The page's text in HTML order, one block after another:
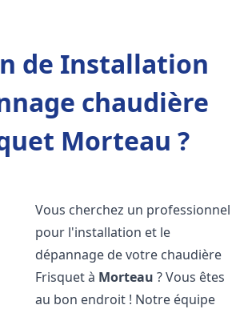
de Installation
chaudière
Morteau ?
Vous cherchez un professionnel
pour l'installation et le
dépannage de votre chaudière
Frisquet à Morteau ? Vous êtes
au bon endroit ! Notre équipe